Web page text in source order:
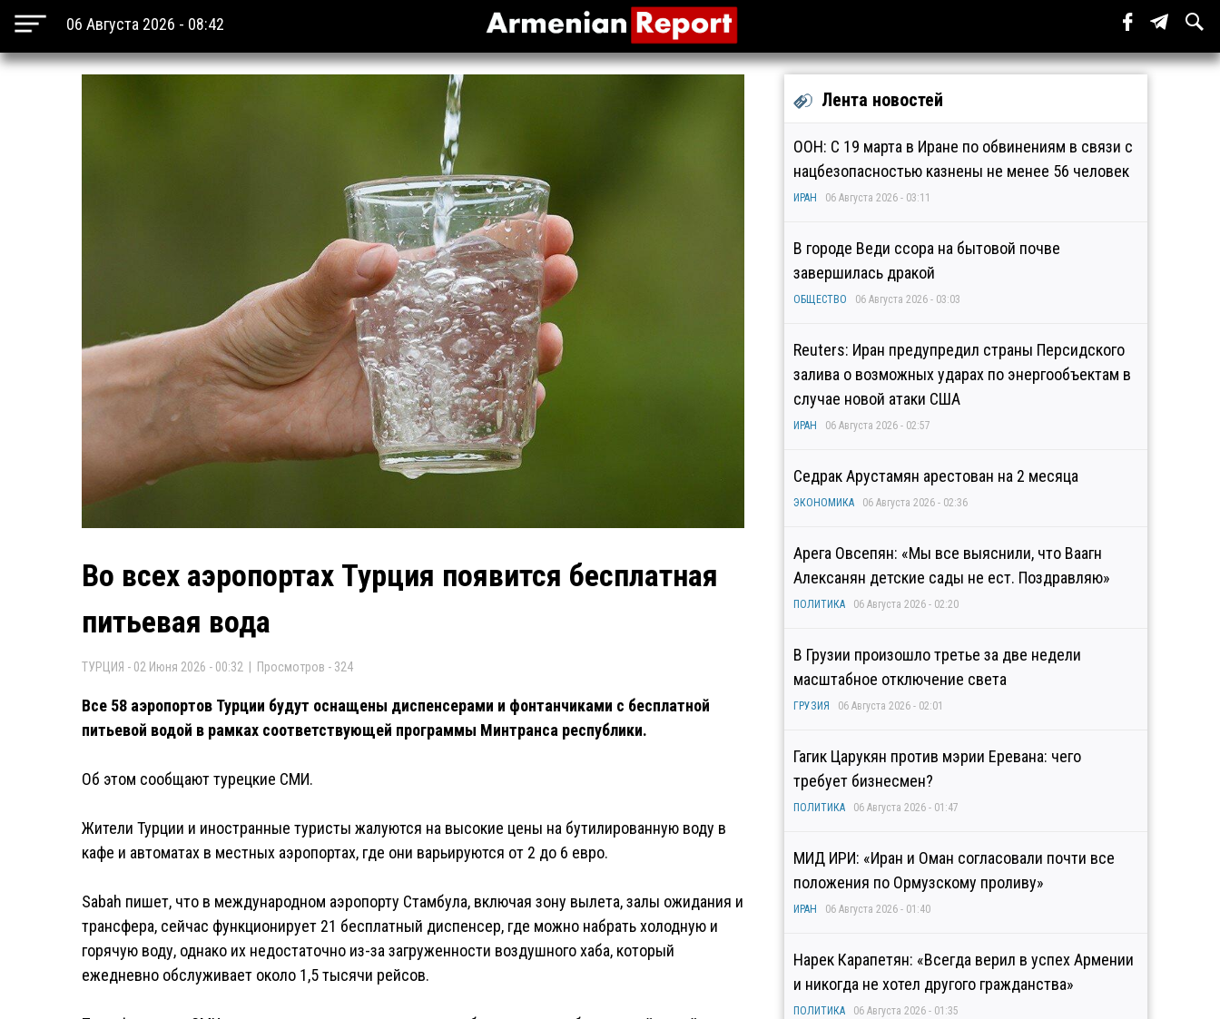
06 Августа 2026 - 08:42
Во всех аэропортах Турция появится бесплатная
питьевая вода
ТУРЦИЯ - 02 Июня 2026 - 00:32 | Просмотров - 324
Все 58 аэропортов Турции будут оснащены диспенсерами и фонтанчиками с бесплатной
питьевой водой в рамках соответствующей программы Минтранса республики.
Об этом сообщают турецкие СМИ.
Жители Турции и иностранные туристы жалуются на высокие цены на бутилированную воду в
кафе и автоматах в местных аэропортах, где они варьируются от 2 до 6 евро.
Sabah пишет, что в международном аэропорту Стамбула, включая зону вылета, залы ожидания и
трансфера, сейчас функционирует 21 бесплатный диспенсер, где можно набрать холодную и
горячую воду, однако их недостаточно из-за загруженности воздушного хаба, который
ежедневно обслуживает около 1,5 тысячи рейсов.
Лента новостей
ООН: С 19 марта в Иране по обвинениям в связи с
нацбезопасностью казнены не менее 56 человек
ИРАН 06 Августа 2026 - 03:11
В городе Веди ссора на бытовой почве
завершилась дракой
ОБЩЕСТВО 06 Августа 2026 - 03:03
Reuters: Иран предупредил страны Персидского
залива о возможных ударах по энергообъектам в
случае новой атаки США
ИРАН 06 Августа 2026 - 02:57
Седрак Арустамян арестован на 2 месяца
ЭКОНОМИКА 06 Августа 2026 - 02:36
Арега Овсепян: «Мы все выяснили, что Ваагн
Алексанян детские сады не ест. Поздравляю»
ПОЛИТИКА 06 Августа 2026 - 02:20
В Грузии произошло третье за две недели
масштабное отключение света
ГРУЗИЯ 06 Августа 2026 - 02:01
Гагик Царукян против мэрии Еревана: чего
требует бизнесмен?
ПОЛИТИКА 06 Августа 2026 - 01:47
МИД ИРИ: «Иран и Оман согласовали почти все
положения по Ормузскому проливу»
ИРАН 06 Августа 2026 - 01:40
Нарек Карапетян: «Всегда верил в успех Армении
и никогда не хотел другого гражданства»
ПОЛИТИКА 06 Августа 2026 - 01:35